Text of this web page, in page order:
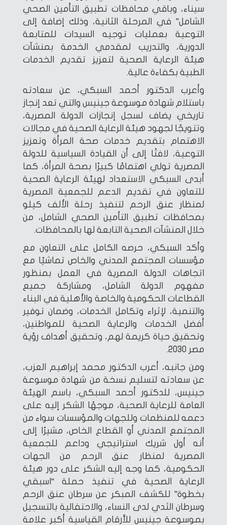
سيناء، وباقي محافظات تطبيق التأمين الصحي
الشامل” في المرحلة الثانية، وذلك إضافة إلى
التوعية بعمليات توجيه السيدات للمتابعة
الدورية، والتدريب لمقدمي الخدمة بمنشآت
هيئة الرعاية الصحية لتعزيز تقديم الخدمات
الطبية بكفاءة عالية.
وأعرب الدكتور أحمد السبكي، عن سعادته
باستلام شهادة موسوعة جينيس والتي تعد إنجاز
تاريخي يضاف لسجل إنجازات الدولة المصرية،
وتتويجًا لجهود هيئة الرعاية الصحية في مجالات
الاهتمام بتقديم خدمات صحة المرأة وتعزيز
التوعية، لافتًا إلى أن القيادة السياسية للدولة
المصرية تولي اهتمامًا كبيرًا بصحة المرأة، كما
أبدى السبكي الاستعداد لهيئة الرعاية الصحية
للتعاون في تقديم الدعم للجمعية المصرية
لمنظار عنق الرحم لتنفيذ رحلة الألف كيلو
بمحافظات تطبيق التأمين الصحي الشامل، من
خلال المنشآت الصحية التابعة لها بالمحافظات.
وأكد السبكي، حرصه الكامل على التعاون مع
مؤسسات المجتمع المدني والخاص تماشيًا مع
اتجاهات الدولة المصرية في العمل بمنظور
مفهوم الدولة الشامل، ومشاركة جميع
القطاعات الحكومية والخاصة والأهلية في البناء
والتنمية، لإثراء وتكامل الخدمات، وضمان توفير
أفضل الخدمات والرعاية الصحية للمواطنين،
وتحقيق حياة كريمة لهم، وتحقيق أهداف رؤية
مصر 2030.
ومن جانبه، أعرب الدكتور محمد إبراهيم العزب،
عن سعادته لتسليم نسخة من شهادة موسوعة
جينيس، للدكتور أحمد السبكي، باسم الهيئة
العامة للرعاية الصحية، موجهًا الشكر إليه على
دعمه للمنظمات وللجهات والمؤسسات سواء من
المجتمع المدني أو القطاع الخاص، مشيرًا إلى
أنه أول شريك استراتيجي وداعم للجمعية
المصرية لمنظار عنق الرحم من الجهات
الحكومية، كما وجه إليه الشكر على دور هيئة
الرعاية الصحية في تنفيذ حملة “اسبقي
بخطوة” للكشف المبكر عن سرطان عنق الرحم
وسرطان الثدي لدى النساء، والاحتفالية بالتسجيل
بموسوعة جينيس للأرقام القياسية أكبر علامة